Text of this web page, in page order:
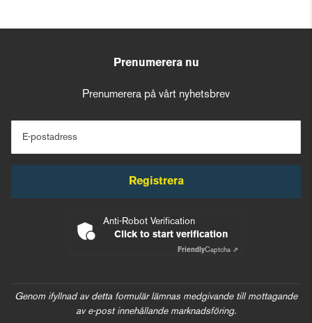
Prenumerera nu
Prenumerera på vårt nyhetsbrev
E-postadress
Registrera
Anti-Robot Verification
Click to start verification
FriendlyCaptcha ⇗
Genom ifyllnad av detta formulär lämnas medgivande till mottagande
av e-post innehållande marknadsföring.